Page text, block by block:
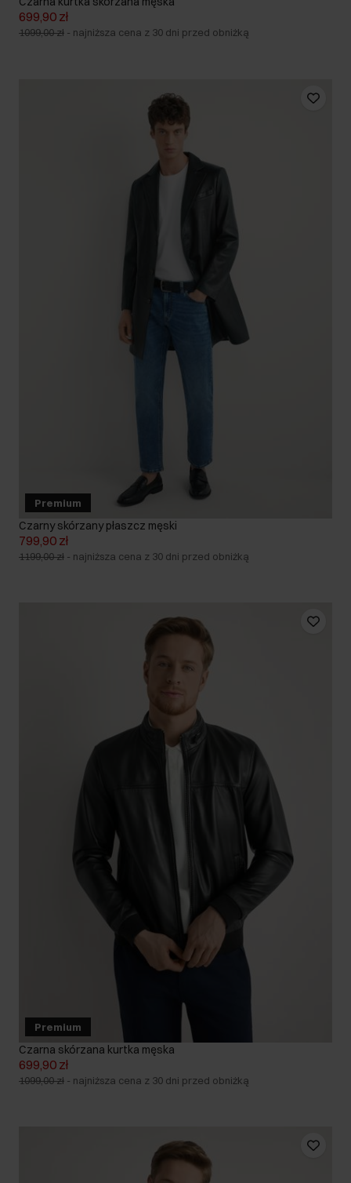
699,90 zł
1099,00 zł - najniższa cena z 30 dni przed obniżką
Premium
Czarny skórzany płaszcz męski
799,90 zł
1199,00 zł - najniższa cena z 30 dni przed obniżką
Premium
Czarna skórzana kurtka męska
699,90 zł
1099,00 zł - najniższa cena z 30 dni przed obniżką